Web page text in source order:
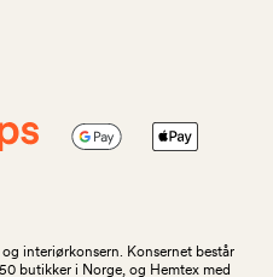
interiørkonsern. Konsernet består
butikker i Norge, og Hemtex med